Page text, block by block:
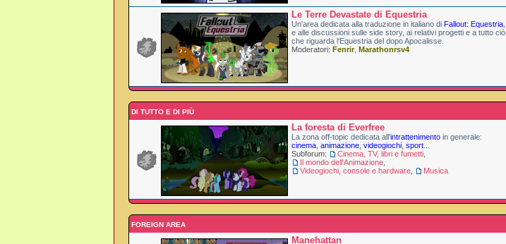
Le Terre Devastate di Equestria
Un'area dedicata alla traduzione in italiano di Fallout: Equestria
e alle discussioni sulle side story, ai relativi progetti e a tutto ciò
che riguarda l'Equestria del dopo Apocalisse.
Moderatori: Fenrir, Marathonrsv4
DI TUTTO E DI PIÙ
La foresta di Everfree
La zona off-topic dedicata all'intrattenimento in generale:
cinema animazione videogiochi sport
Subforum:
Cinema, TV, libri e fumetti
Il mondo dell'Animazione
Videogiochi, console e hardware
Musica
FOREIGN AREA
Manehattan